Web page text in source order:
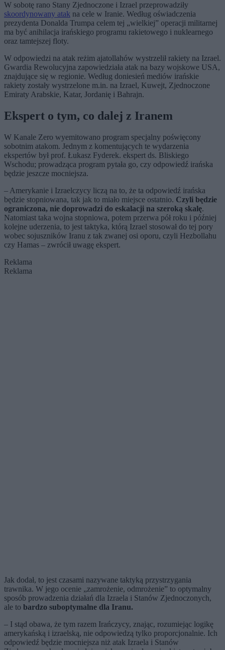
W sobotę rano Stany Zjednoczone i Izrael przeprowadziły
skoordynowany atak na cele w Iranie. Według oświadczenia
prezydenta Donalda Trumpa celem tej „wielkiej” operacji militarnej
ma być anihilacja irańskiego programu rakietowego i nuklearnego
oraz tamtejszej floty.
W odpowiedzi na atak reżim ajatollahów wystrzelił rakiety na Izrael.
Gwardia Rewolucyjna zapowiedziała atak na bazy wojskowe USA,
znajdujące się w regionie. Według doniesień mediów irańskie
rakiety zostały wystrzelone m.in. na Izrael, Kuwejt, Zjednoczone
Emiraty Arabskie, Katar, Jordanię i Bahrajn.
Ekspert o tym, co dalej z Iranem
W Kanale Zero wyemitowano program specjalny poświęcony
sobotnim atakom. Jednym z komentujących te wydarzenia
ekspertów był prof. Łukasz Fyderek. ekspert ds. Bliskiego
Wschodu; prowadząca program pytała go, czy odpowiedź irańska
będzie jeszcze mocniejsza.
– Amerykanie i Izraelczycy liczą na to, że ta odpowiedź irańska
będzie stopniowana, tak jak to miało miejsce ostatnio. Czyli będzie
ograniczona, nie doprowadzi do eskalacji na szeroką skalę.
Natomiast taka wojna stopniowa, potem przerwa pół roku i później
kolejne uderzenia, to jest taktyka, którą Izrael stosował do tej pory
wobec sojuszników Iranu z tak zwanej osi oporu, czyli Hezbollahu
czy Hamas – zwrócił uwagę ekspert.
Reklama
Reklama
Jak dodał, to jest czasami nazywane taktyką przystrzygania
trawnika. W jego ocenie „zamrożenie, odmrożenie” to optymalny
sposób prowadzenia działań dla Izraela i Stanów Zjednoczonych,
ale to bardzo suboptymalne dla Iranu.
– I stąd obawa, że tym razem Irańczycy, znając, rozumiejąc logikę
amerykańską i izraelską, nie odpowiedzą tylko proporcjonalnie. Ich
odpowiedź będzie mocniejsza niż atak Izraela i Stanów